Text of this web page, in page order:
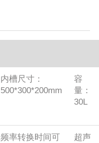
内槽尺寸：
500*300*200mm
容
量：
30L
频率转换时间可
超声